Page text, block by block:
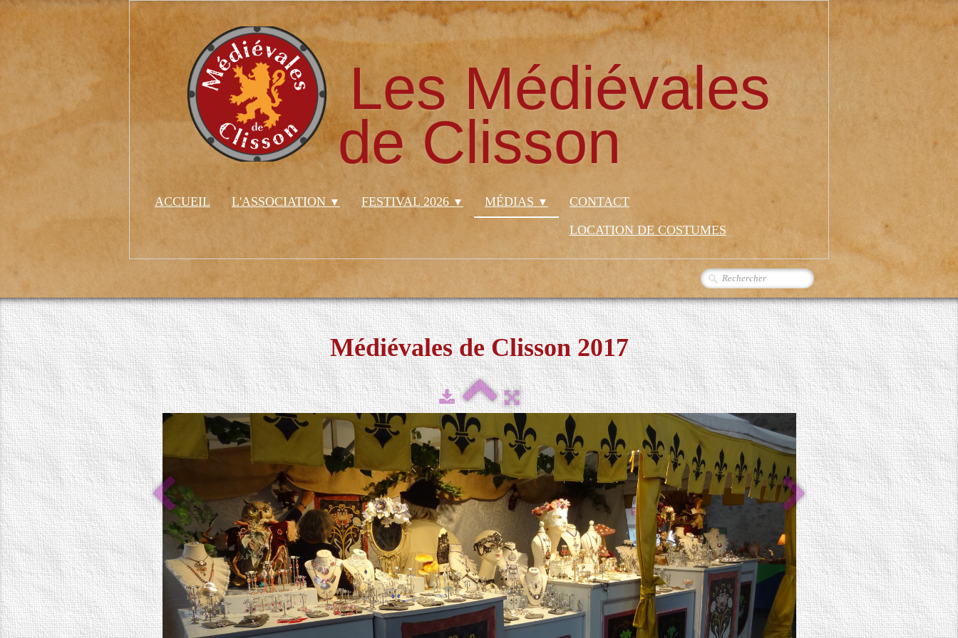
Les Médiévales
de Clisson
ACCUEIL L'ASSOCIATION ▼ FESTIVAL 2026 ▼ MÉDIAS ▼
CONTACT
LOCATION DE COSTUMES
Médiévales de Clisson 2017